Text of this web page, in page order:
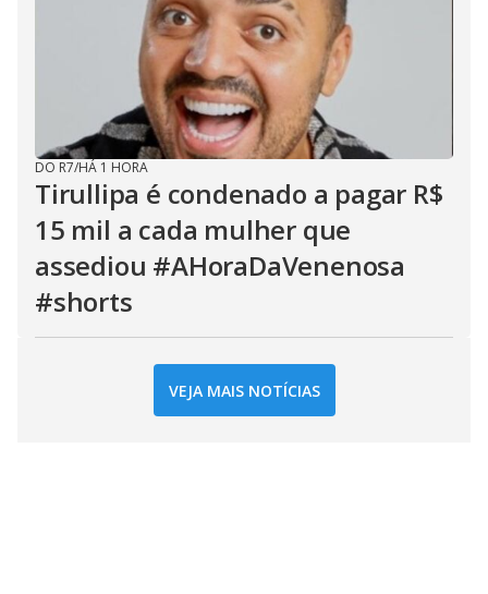
DO R7/HÁ 1 HORA
Tirullipa é condenado a pagar R$
15 mil a cada mulher que
assediou #AHoraDaVenenosa
#shorts
VEJA MAIS NOTÍCIAS